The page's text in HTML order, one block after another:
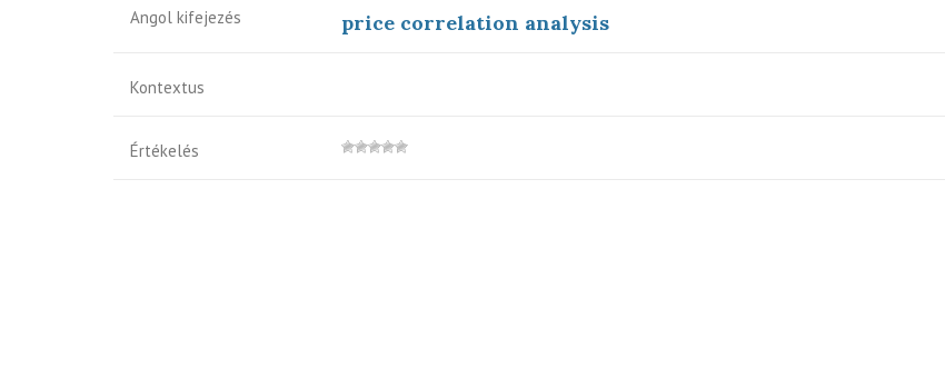
Angol kifejezés price correlation analysis
Kontextus
Értékelés